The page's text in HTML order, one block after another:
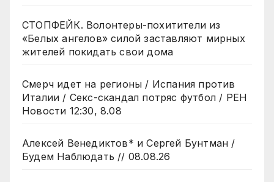
СТОПФЕЙК. Волонтеры-похитители из
«Белых ангелов» силой заставляют мирных
жителей покидать свои дома
Смерч идет на регионы / Испания против
Италии / Секс-скандал потряс футбол / РЕН
Новости 12:30, 8.08
Алексей Венедиктов* и Сергей Бунтман /
Будем Наблюдать // 08.08.26